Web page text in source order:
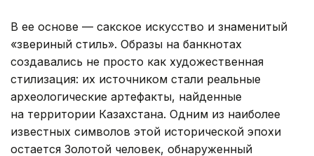
В ее основе — сакское искусство и знаменитый
«звериный стиль». Образы на банкнотах
создавались не просто как художественная
стилизация: их источником стали реальные
археологические артефакты, найденные
на территории Казахстана. Одним из наиболее
известных символов этой исторической эпохи
остается Золотой человек, обнаруженный